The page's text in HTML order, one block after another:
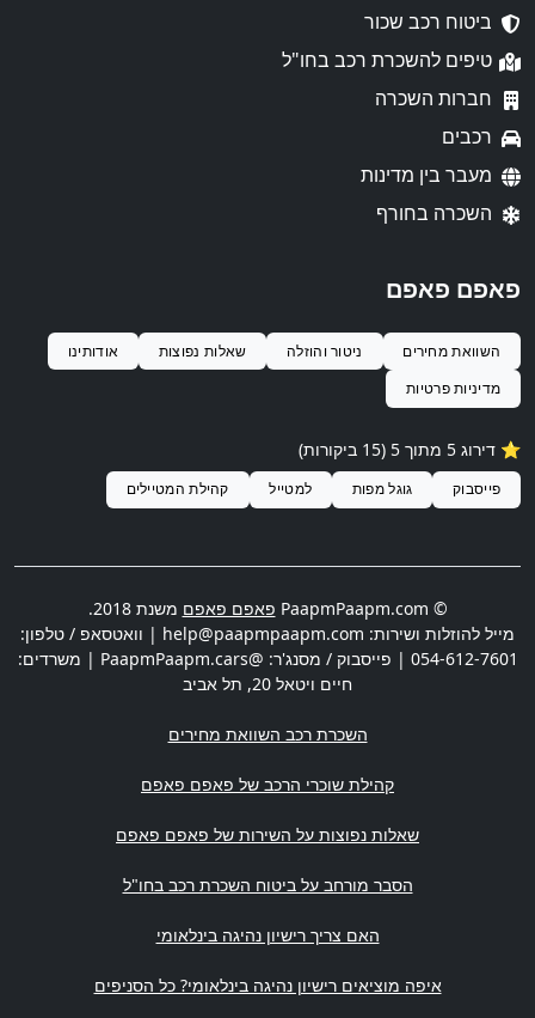
ביטוח רכב שכור
טיפים להשכרת רכב בחו"ל
חברות השכרה
רכבים
מעבר בין מדינות
השכרה בחורף
פאפם פאפם
השוואת מחירים ניטור והוזלה שאלות נפוצות
אודותינו
מדיניות פרטיות
⭐️ דירוג 5 מתוך 5 (15 ביקורות)
פייסבוק גוגל מפות למטייל קהילת המטיילים
© PaapmPaapm.com פאפם פאפם משנת 2018.
מייל להוזלות ושירות: help@paapmpaapm.com | וואטסאפ / טלפון:
054-612-7601 | פייסבוק / מסנג'ר: @PaapmPaapm.cars | משרדים:
חיים ויטאל 20
, תל אביב
השכרת רכב השוואת מחירים
קהילת שוכרי הרכב של פאפם פאפם
שאלות נפוצות על השירות של פאפם פאפם
הסבר מורחב על ביטוח השכרת רכב בחו"ל
האם צריך רישיון נהיגה בינלאומי
איפה מוציאים רישיון נהיגה בינלאומי? כל הסניפים